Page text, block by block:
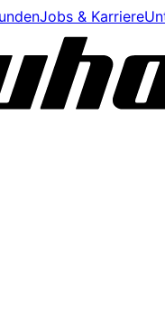
Jobs & Karriere